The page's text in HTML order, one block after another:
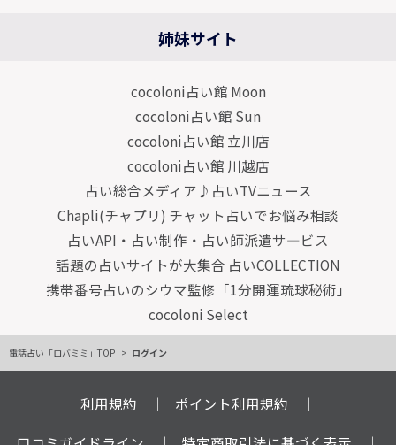
姉妹サイト
cocoloni占い館 Moon
cocoloni占い館 Sun
cocoloni占い館 立川店
cocoloni占い館 川越店
占い総合メディア♪占いTVニュース
Chapli(チャプリ) チャット占いでお悩み相談
占いAPI・占い制作・占い師派遣サ―ビス
話題の占いサイトが大集合 占いCOLLECTION
携帯番号占いのシウマ監修「1分開運琉球秘術」
cocoloni Select
電話占い「ロバミミ」TOP ログイン
利用規約
ポイント利用規約